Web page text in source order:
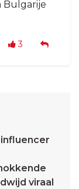
Bulgarije
3
viraal